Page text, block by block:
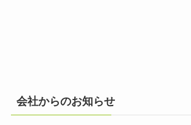
会社からのお知らせ